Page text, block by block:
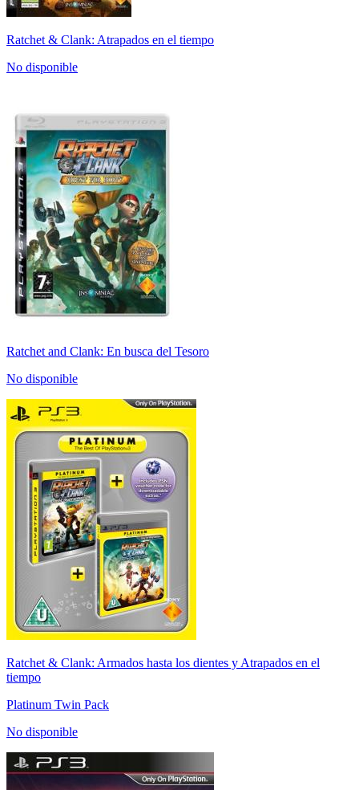
Ratchet & Clank: Atrapados en el tiempo
No disponible
Ratchet and Clank: En busca del Tesoro
No disponible
Ratchet & Clank: Armados hasta los dientes y Atrapados en el
tiempo
Platinum Twin Pack
No disponible